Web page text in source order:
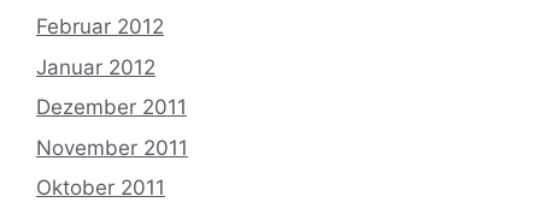
Februar 2012
Januar 2012
Dezember 2011
November 2011
Oktober 2011